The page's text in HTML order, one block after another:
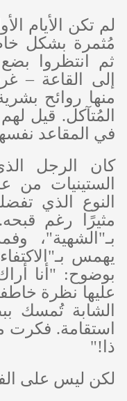
لم تكن الأيام
مُثمرة بشكل
ثم انتظروا
إلى القاعة –
منها روائح
المُتآكل. قيل
في المقاعد
كان الرجل
الستينيات من
النوع الذي
مثيرًا رغم
بـ"الشهية"،
يهمس
بوضوح: "أنا
عليها نظرة
الشابة تُمسك
استقامة. فكرت
ذا!"
لكن ليس على